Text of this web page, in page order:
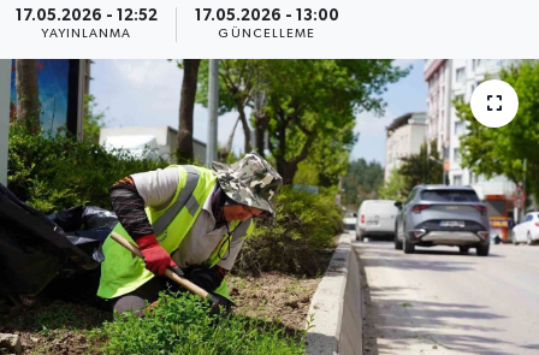
17.05.2026 - 12:52
YAYINLANMA
17.05.2026 - 13:00
GÜNCELLEME
ÇEVRE
Dış Haberler
Dünya
EĞİTİM
EKONOMİ